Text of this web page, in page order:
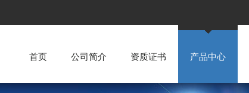
首页 公司简介 资质证书 产品中心